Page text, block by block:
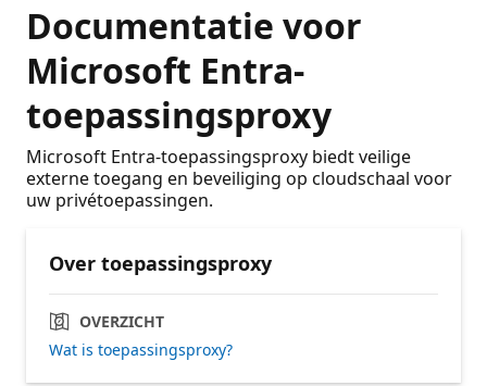
Documentatie voor
Microsoft Entra-
toepassingsproxy
Microsoft Entra-toepassingsproxy biedt veilige
externe toegang en beveiliging op cloudschaal voor
uw privétoepassingen.
Over toepassingsproxy
OVERZICHT
Wat is toepassingsproxy?